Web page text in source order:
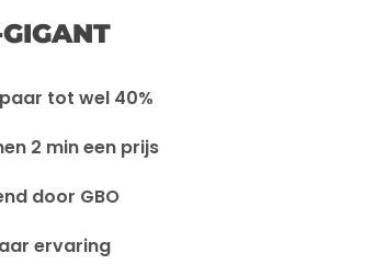
tot wel 40%
2 min een prijs
door GBO
ervaring